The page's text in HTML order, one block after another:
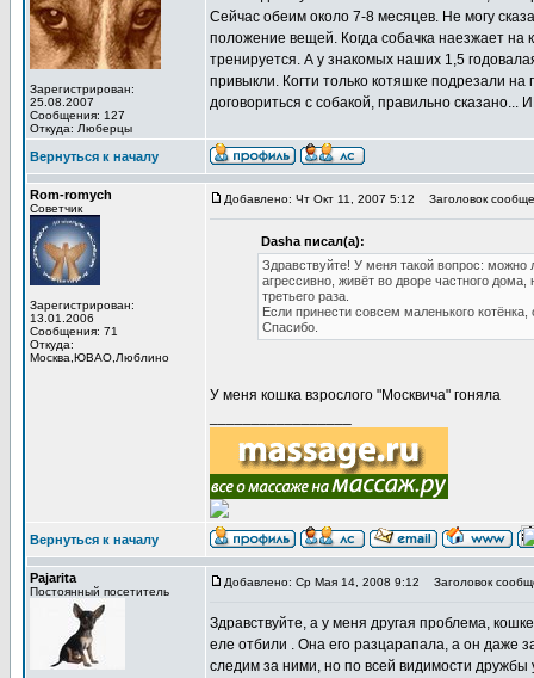
Зарегистрирован:
25.08.2007
Сообщения: 127
Откуда: Люберцы
Сейчас обеим около 7-8 месяцев. Не могу
положение вещей. Когда собачка наезжает на
тренируется. А у знакомых наших 1,5
привыкли. Когти только котяшке подрезали
договориться с собакой, правильно сказано...
Вернуться к началу
Rom-romych
Советчик
Зарегистрирован:
13.01.2006
Сообщения: 71
Откуда:
Москва,ЮВАО,Люблино
Добавлено: Чт Окт 11, 2007 5:12 Заголовок
Dasha писал(а):
Здравствуйте! У меня такой вопрос: можно
агрессивно, живёт во дворе частного
третьего раза.
Если принести совсем маленького котёнка,
Спасибо.
У меня кошка взрослого "Москвича" гоняла
Вернуться к началу
Pajarita
Постоянный посетитель
Добавлено: Ср Мая 14, 2008 9:12 Заголовок
Здравствуйте, а у меня другая проблема,
еле отбили . Она его разцарапала, а он даже
следим за ними, но по всей видимости